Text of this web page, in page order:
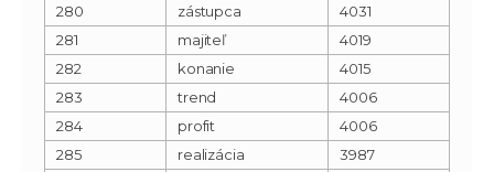
280
zástupca
4031
281
majiteľ
4019
282
konanie
4015
283
trend
4006
284
profit
4006
285
realizácia
3987